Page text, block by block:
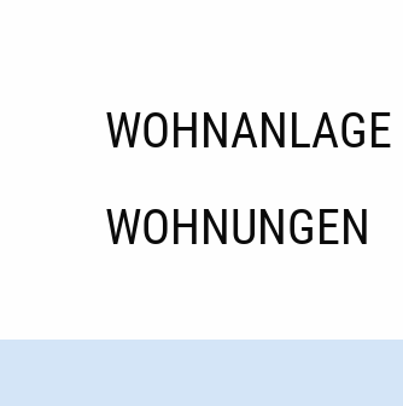
WOHNANLAGE
WOHNUNGEN